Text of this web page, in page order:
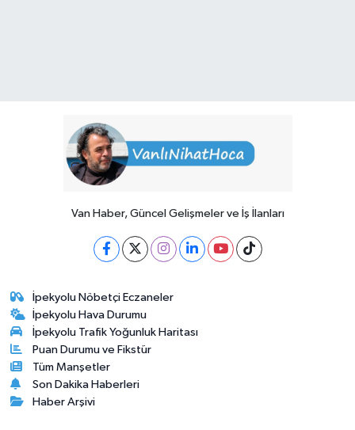
Van Haber, Güncel Gelişmeler ve İş İlanları
İpekyolu Nöbetçi Eczaneler
İpekyolu Hava Durumu
İpekyolu Trafik Yoğunluk Haritası
Puan Durumu ve Fikstür
Tüm Manşetler
Son Dakika Haberleri
Haber Arşivi